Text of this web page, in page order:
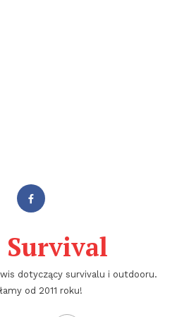
Survival
dotyczący survivalu i outdooru.
od 2011 roku!